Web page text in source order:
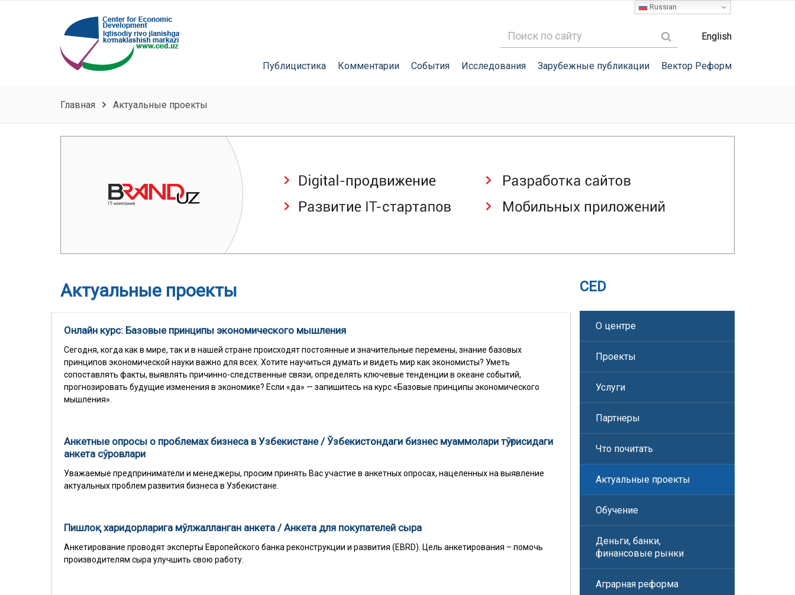
English
Публицистика Комментарии События Исследования Зарубежные публикации Вектор Реформ
Главная Актуальные проекты
Актуальные проекты
Онлайн курс: Базовые принципы экономического мышления
Сегодня, когда как в мире, так и в нашей стране происходят постоянные и значительные перемены, знание базовых
принципов экономической науки важно для всех. Хотите научиться думать и видеть мир как экономисты? Уметь
сопоставлять факты, выявлять причинно-следственные связи, определять ключевые тенденции в океане событий,
прогнозировать будущие изменения в экономике? Если «да» — запишитесь на курс «Базовые принципы экономического
мышления».
Анкетные опросы о проблемах бизнеса в Узбекистане / Ўзбекистондаги бизнес муаммолари тўғрисидаги
анкета сўровлари
Уважаемые предприниматели и менеджеры, просим принять Вас участие в анкетных опросах, нацеленных на выявление
актуальных проблем развития бизнеса в Узбекистане.
Пишлоқ харидорларига мўлжалланган анкета / Анкета для покупателей сыра
Анкетирование проводят эксперты Европейского банка реконструкции и развития (EBRD). Цель анкетирования – помочь
производителям сыра улучшить свою работу.
CED
О центре
Проекты
Услуги
Партнеры
Что почитать
Актуальные проекты
Обучение
Деньги, банки,
финансовые рынки
Аграрная реформа
Russian